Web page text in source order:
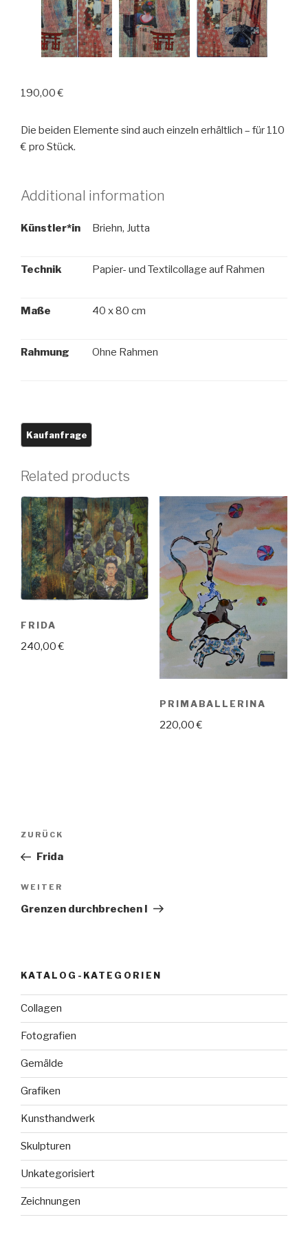
190,00€
Die beiden Elemente sind auch einzeln erhältlich – für 110
€ pro Stück.
Additional information
Künstler*in Briehn, Jutta
Technik Papier- und Textilcollage auf Rahmen
Maße 40 x 80 cm
Rahmung Ohne Rahmen
Related products
FRIDA
240,00€
PRIMABALLERINA
220,00€
Beitragsnavigation
Vorheriger
Beitrag
ZURÜCK
Frida
Nächster
Beitrag
WEITER
Grenzen durchbrechen I
KATALOG-KATEGORIEN
Collagen
Fotografien
Gemälde
Grafiken
Kunsthandwerk
Skulpturen
Unkategorisiert
Zeichnungen